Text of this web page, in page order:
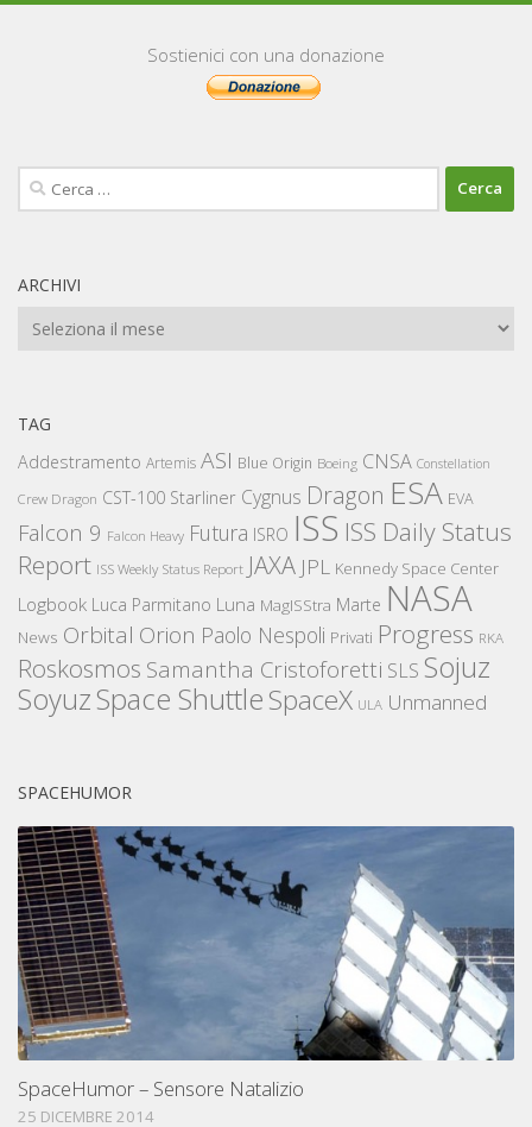
Sostienici con una donazione
Ricerca
per:
ARCHIVI
Archivi
TAG
Addestramento Artemis ASI Blue Origin Boeing CNSA Constellation
Crew Dragon CST-100 Starliner Cygnus Dragon ESA EVA
Falcon 9 Falcon Heavy Futura ISRO ISS ISS Daily Status
Report ISS Weekly Status Report JAXA JPL Kennedy Space Center
Logbook Luca Parmitano Luna MagISStra Marte NASA
News Orbital Orion Paolo Nespoli Privati Progress RKA
Roskosmos Samantha Cristoforetti SLS Sojuz
SoyuzSpace ShuttleSpaceX ULA Unmanned
SPACEHUMOR
SpaceHumor – Sensore Natalizio
25 DICEMBRE 2014